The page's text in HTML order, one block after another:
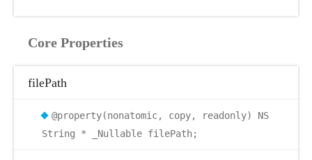
Core Properties
filePath
@property(nonatomic, copy, readonly) NS
String * _Nullable filePath;